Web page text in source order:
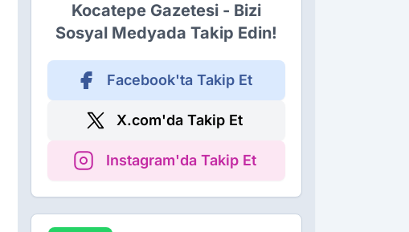
Kocatepe Gazetesi - Bizi
Sosyal Medyada Takip Edin!
Facebook'ta Takip Et
X.com'da Takip Et
Instagram'da Takip Et